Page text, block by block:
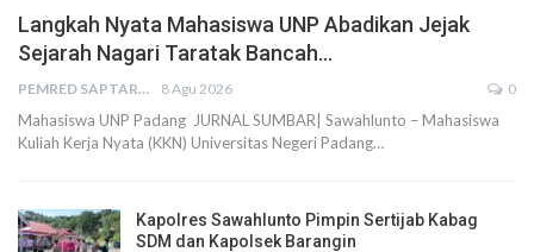
Langkah Nyata Mahasiswa UNP Abadikan Jejak
Sejarah Nagari Taratak Bancah…
PEMRED SAPTARIUS 8 Agu 2026 0
Mahasiswa UNP Padang JURNAL SUMBAR| Sawahlunto – Mahasiswa
Kuliah Kerja Nyata (KKN) Universitas Negeri Padang…
Kapolres Sawahlunto Pimpin Sertijab Kabag
SDM dan Kapolsek Barangin